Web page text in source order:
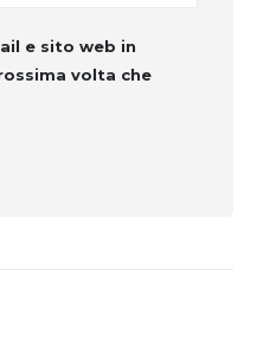
e sito web in
volta che